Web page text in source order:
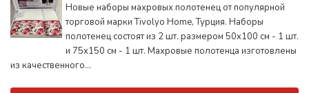
Новые наборы махровых полотенец от популярной
торговой марки Tivolyo Home, Турция. Наборы
полотенец состоят из 2 шт. размером 50x100 см - 1 шт.
и 75х150 см - 1 шт. Махровые полотенца изготовлены
из качественного...